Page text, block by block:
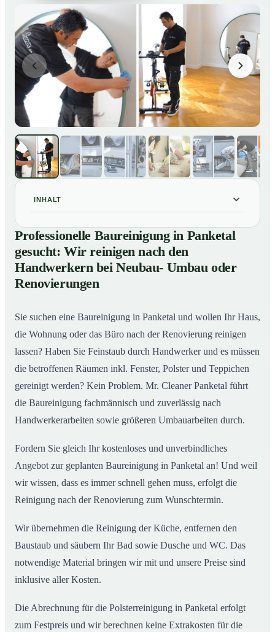
INHALT
01 Professionelle Baureinigung in Panketal gesucht: Wir
reinigen nach den Handwerkern bei Neubau- Umbau
oder Renovierungen
02Baureinigung in Panketal – Profis im Einsatz
Professionelle Baureinigung in Panketal
gesucht: Wir reinigen nach den
Handwerkern bei Neubau- Umbau oder
Renovierungen
Sie suchen eine Baureinigung in Panketal und wollen Ihr Haus,
die Wohnung oder das Büro nach der Renovierung reinigen
lassen? Haben Sie Feinstaub durch Handwerker und es müssen
die betroffenen Räumen inkl. Fenster, Polster und Teppichen
gereinigt werden? Kein Problem. Mr. Cleaner Panketal führt
die Baureinigung fachmännisch und zuverlässig nach
Handwerkerarbeiten sowie größeren Umbauarbeiten durch.
Fordern Sie gleich Ihr kostenloses und unverbindliches
Angebot zur geplanten Baureinigung in Panketal an! Und weil
wir wissen, dass es immer schnell gehen muss, erfolgt die
Reinigung nach der Renovierung zum Wunschtermin.
Wir übernehmen die Reinigung der Küche, entfernen den
Baustaub und säubern Ihr Bad sowie Dusche und WC. Das
notwendige Material bringen wir mit und unsere Preise sind
inklusive aller Kosten.
Die Abrechnung für die Polsterreinigung in Panketal erfolgt
zum Festpreis und wir berechnen keine Extrakosten für die